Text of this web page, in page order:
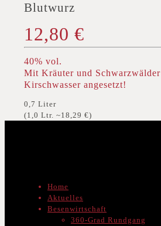
Blutwurz
12,80 €
40% vol.
Mit Kräuter und Schwarzwälder
Kirschwasser angesetzt!
0,7 Liter
(1,0 Ltr. ~18,29 €)
Home
Aktuelles
Besenwirtschaft
360-Grad Rundgang